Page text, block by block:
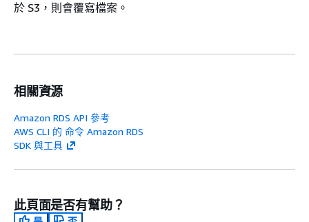
於 S3，則會覆寫檔案。
相關資源
Amazon RDS API 參考
AWS CLI 的 命令 Amazon RDS
SDK 與工具
此頁面是否有幫助？